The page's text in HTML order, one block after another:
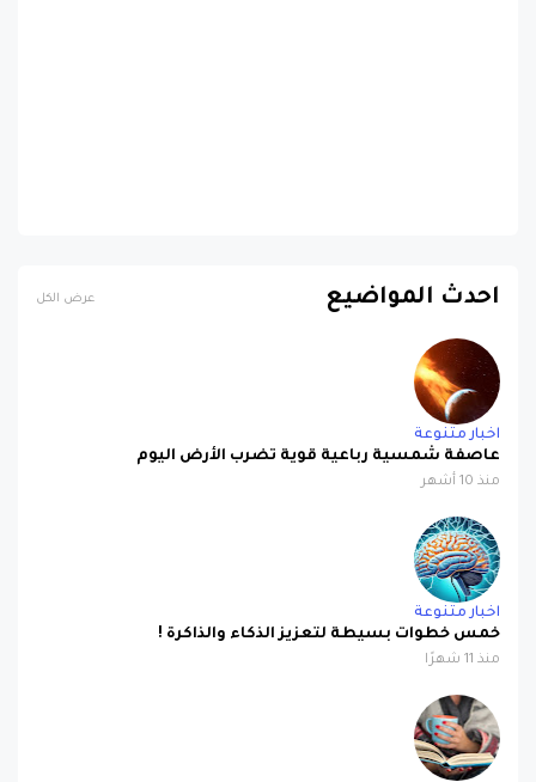
احدث المواضيع عرض الكل
اخبار متنوعة
عاصفة شمسية رباعية قوية تضرب الأرض اليوم
منذ 10 أشهر
اخبار متنوعة
خمس خطوات بسيطة لتعزيز الذكاء والذاكرة !
منذ 11 شهرًا